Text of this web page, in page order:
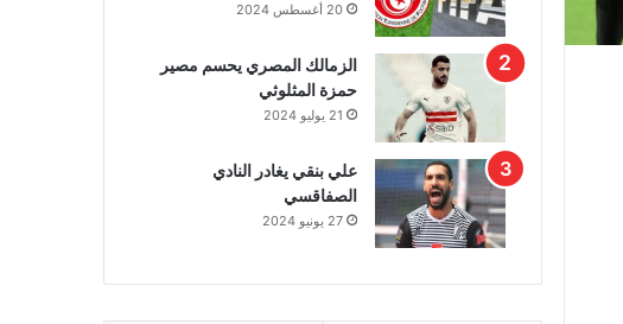
20 أغسطس 2024
الزمالك المصري يحسم مصير
حمزة المثلوثي
21 يوليو 2024
علي بنقي يغادر النادي
الصفاقسي
27 يونيو 2024